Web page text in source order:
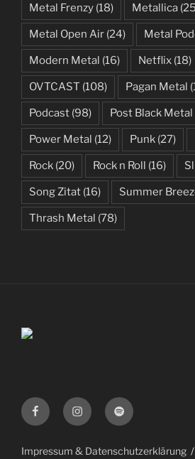
Metal Frenzy (18) Metallica
Metal Open Air (24) Metal
Modern Metal (16) Netflix (18)
OVTCAST (108) Pagan Metal
Podcast (98) Post Black Metal
Power Metal (12) Punk (27)
Rock (20) Rock n Roll (16)
Song Zitat (16) Summer
Thrash Metal (78)
FacebookInstagramSpotify
Impressum & Datenschutzerklärung